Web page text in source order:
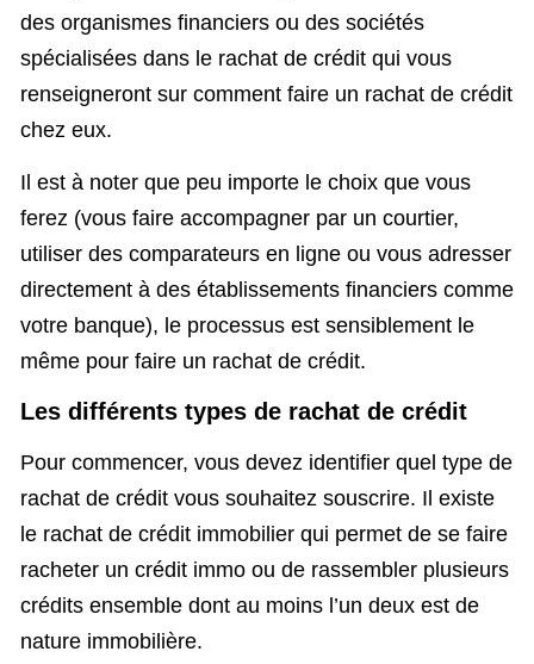
des organismes financiers ou des sociétés
spécialisées dans le rachat de crédit qui vous
renseigneront sur comment faire un rachat de crédit
chez eux.
Il est à noter que peu importe le choix que vous
ferez (vous faire accompagner par un courtier,
utiliser des comparateurs en ligne ou vous adresser
directement à des établissements financiers comme
votre banque), le processus est sensiblement le
même pour faire un rachat de crédit.
Les différents types de rachat de crédit
Pour commencer, vous devez identifier quel type de
rachat de crédit vous souhaitez souscrire. Il existe
le rachat de crédit immobilier qui permet de se faire
racheter un crédit immo ou de rassembler plusieurs
crédits ensemble dont au moins l’un deux est de
nature immobilière.